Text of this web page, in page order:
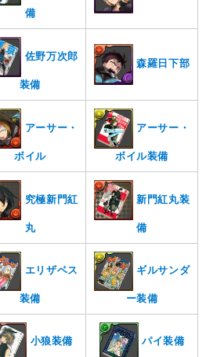
備
佐野万次郎
装備
森羅日下部
アーサー・
ボイル
アーサー・
ボイル装備
究極新門紅
丸
新門紅丸装
備
エリザベス
装備
ギルサンダ
ー装備
小狼装備 パイ装備